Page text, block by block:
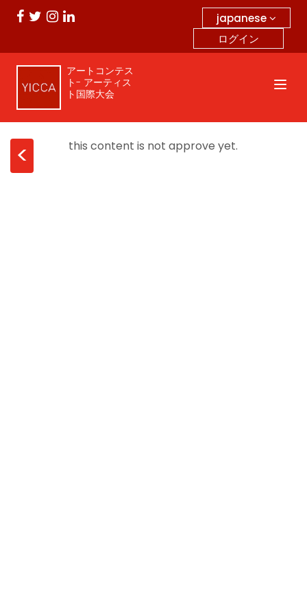
japanese
ログイン
アートコンテス
ト- アーティス
ト国際大会
< this content is not approve yet.